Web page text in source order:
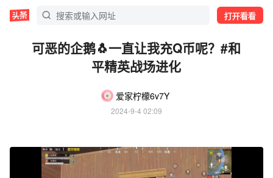
打开看看
可恶的企鹅🐧一直让我充Q币呢？#和
平精英战场进化
爱家柠檬6v7Y
2024-9-4 02:09